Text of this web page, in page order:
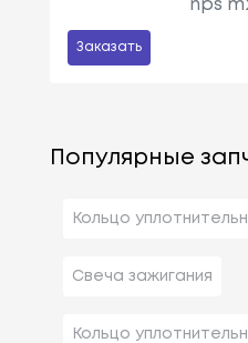
nps
Заказать
Популярные
Кольцо
Свеча зажигания
Кольцо